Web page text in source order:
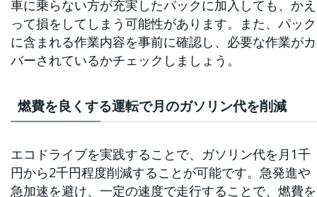
車に乗らない方が充実したパックに加入しても、かえ
って損をしてしまう可能性があります。また、パック
に含まれる作業内容を事前に確認し、必要な作業がカ
バーされているかチェックしましょう。
燃費を良くする運転で月のガソリン代を削減
エコドライブを実践することで、ガソリン代を月1千
円から2千円程度削減することが可能です。急発進や
急加速を避け、一定の速度で走行することで、燃費を